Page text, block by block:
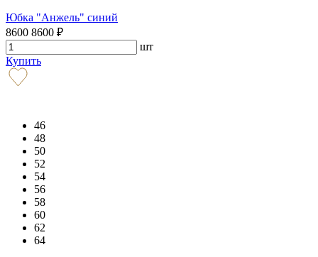
Юбка "Анжель" синий
8600 8600 ₽
шт
Купить
46
48
50
52
54
56
58
60
62
64